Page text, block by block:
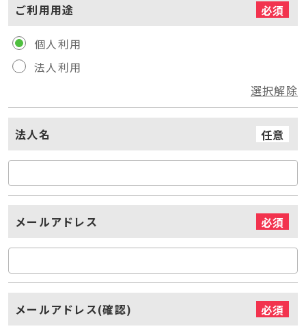
ご利用用途 必須
個人利用
法人利用
選択解除
法人名 任意
メールアドレス 必須
メールアドレス(確認) 必須